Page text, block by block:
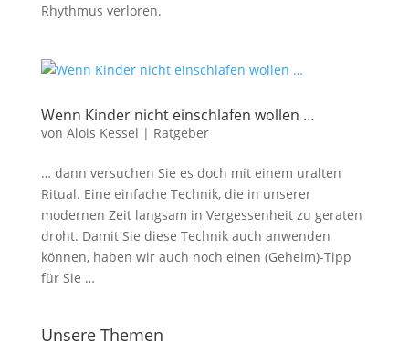
Rhythmus verloren.
Wenn Kinder nicht einschlafen wollen …
von Alois Kessel | Ratgeber
… dann versuchen Sie es doch mit einem uralten
Ritual. Eine einfache Technik, die in unserer
modernen Zeit langsam in Vergessenheit zu geraten
droht. Damit Sie diese Technik auch anwenden
können, haben wir auch noch einen (Geheim)-Tipp
für Sie …
Unsere Themen